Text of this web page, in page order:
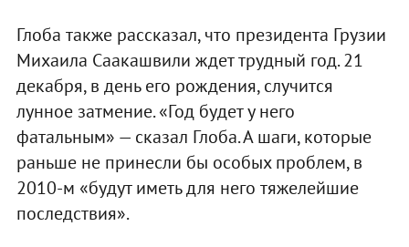
Глоба также рассказал, что президента Грузии
Михаила Саакашвили ждет трудный год. 21
декабря, в день его рождения, случится
лунное затмение. «Год будет у него
фатальным» — сказал Глоба. А шаги, которые
раньше не принесли бы особых проблем, в
2010-м «будут иметь для него тяжелейшие
последствия».